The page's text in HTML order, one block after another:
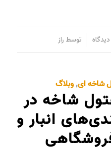
توسطراز
شاخه ای,وبلاگ
شاخه در
انبار و